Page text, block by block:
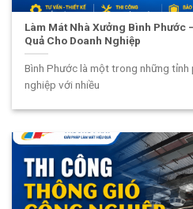
Làm Mát Nhà Xưởng Bình Phước
Quả Cho Doanh Nghiệp
Bình Phước là một trong những tỉnh
nghiệp với nhiều